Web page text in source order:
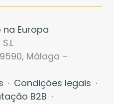
Europa
Málaga –
· Condições legais ·
B2B ·